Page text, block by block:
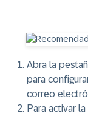
Abra la
para
correo
Para activar